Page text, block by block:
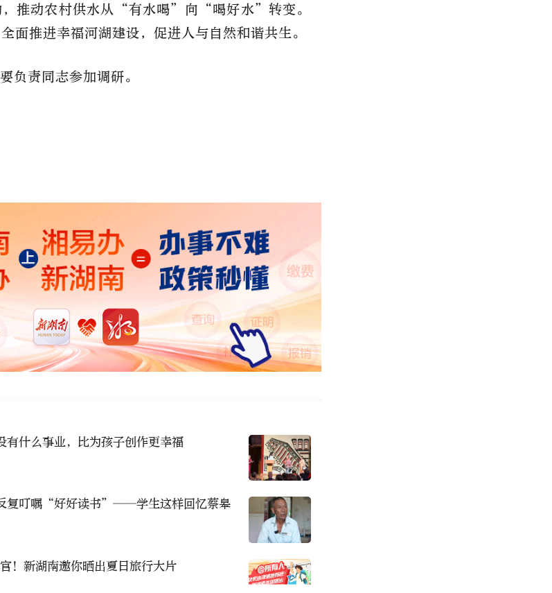
，推动农村供水从“有水喝”向“喝好水”转变。
面推进幸福河湖建设，促进人与自然和谐共生。
负责同志参加调研。
有什么事业，比为孩子创作更幸福
复叮嘱“好好读书”——学生这样回忆蔡皋
！新湖南邀你晒出夏日旅行大片